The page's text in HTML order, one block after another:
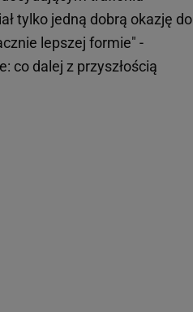
tylko jedną dobrą okazję do
lepszej formie" -
co dalej z przyszłością